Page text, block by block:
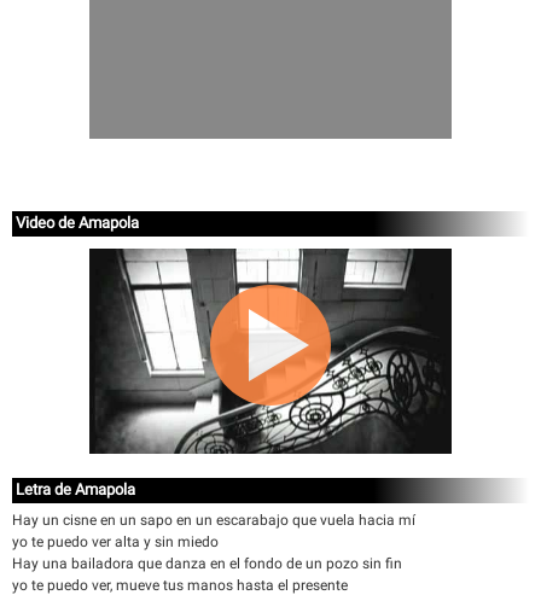
Video de Amapola
Letra de Amapola
Hay un cisne en un sapo en un escarabajo que vuela hacia mí
yo te puedo ver alta y sin miedo
Hay una bailadora que danza en el fondo de un pozo sin fin
yo te puedo ver, mueve tus manos hasta el presente